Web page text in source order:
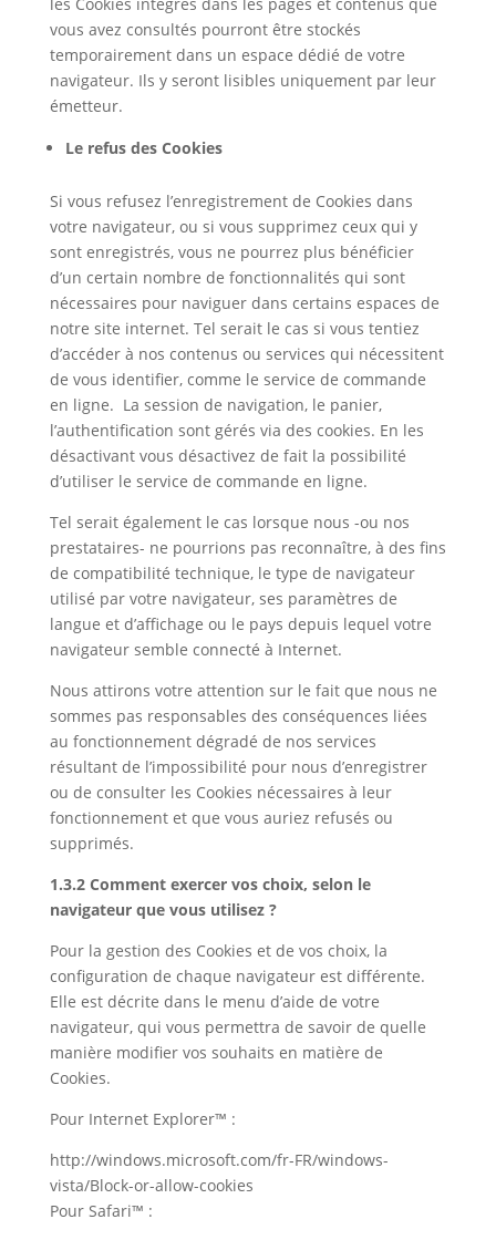
vous avez consultés pourront être stockés
temporairement dans un espace dédié de votre
navigateur. Ils y seront lisibles uniquement par leur
émetteur.
Le refus des Cookies
Si vous refusez l’enregistrement de Cookies dans
votre navigateur, ou si vous supprimez ceux qui y
sont enregistrés, vous ne pourrez plus bénéficier
d’un certain nombre de fonctionnalités qui sont
nécessaires pour naviguer dans certains espaces de
notre site internet. Tel serait le cas si vous tentiez
d’accéder à nos contenus ou services qui nécessitent
de vous identifier, comme le service de commande
en ligne. La session de navigation, le panier,
l’authentification sont gérés via des cookies. En les
désactivant vous désactivez de fait la possibilité
d’utiliser le service de commande en ligne.
Tel serait également le cas lorsque nous -ou nos
prestataires- ne pourrions pas reconnaître, à des fins
de compatibilité technique, le type de navigateur
utilisé par votre navigateur, ses paramètres de
langue et d’affichage ou le pays depuis lequel votre
navigateur semble connecté à Internet.
Nous attirons votre attention sur le fait que nous ne
sommes pas responsables des conséquences liées
au fonctionnement dégradé de nos services
résultant de l’impossibilité pour nous d’enregistrer
ou de consulter les Cookies nécessaires à leur
fonctionnement et que vous auriez refusés ou
supprimés.
1.3.2 Comment exercer vos choix, selon le
navigateur que vous utilisez ?
Pour la gestion des Cookies et de vos choix, la
configuration de chaque navigateur est différente.
Elle est décrite dans le menu d’aide de votre
navigateur, qui vous permettra de savoir de quelle
manière modifier vos souhaits en matière de
Cookies.
Pour Internet Explorer™ :
http://windows.microsoft.com/fr-FR/windows-
vista/Block-or-allow-cookies
Pour Safari™ :